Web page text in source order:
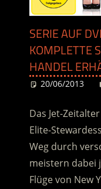
SERIE AUF
KOMPLETTE
HANDEL
20/06/2013
Das Jet-
Elite-
Weg durch
meistern dabei
Flüge von New